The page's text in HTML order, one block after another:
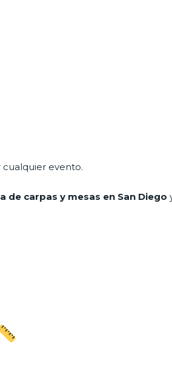
cualquier evento.
de carpas y mesas en San Diego